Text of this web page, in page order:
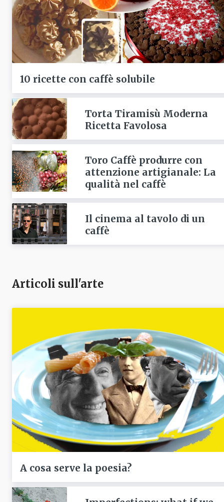
10 ricette con caffè solubile
Torta Tiramisù Moderna
Ricetta Favolosa
Toro Caffè produrre con
attenzione artigianale: La
qualità nel caffè
Il cinema al tavolo di un
caffè
Articoli sull'arte
A cosa serve la poesia?